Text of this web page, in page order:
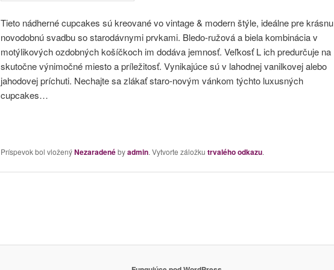
Tieto nádherné cupcakes sú kreované vo vintage & modern štýle, ideálne pre krásnu
novodobnú svadbu so starodávnymi prvkami. Bledo-ružová a biela kombinácia v
motýlikových ozdobných košíčkoch im dodáva jemnosť. Veľkosť L ich predurčuje na
skutočne výnimočné miesto a príležitosť. Vynikajúce sú v lahodnej vanilkovej alebo
jahodovej príchuti. Nechajte sa zlákať staro-novým vánkom týchto luxusných
cupcakes…
Príspevok bol vloženýNezaradenébyadmin. Vytvorte záložku trvalého odkazu.